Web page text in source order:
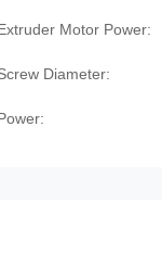
Motor Power:
Diameter: